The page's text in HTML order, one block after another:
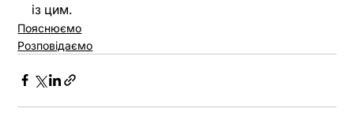
із цим.
Пояснюємо
Розповідаємо